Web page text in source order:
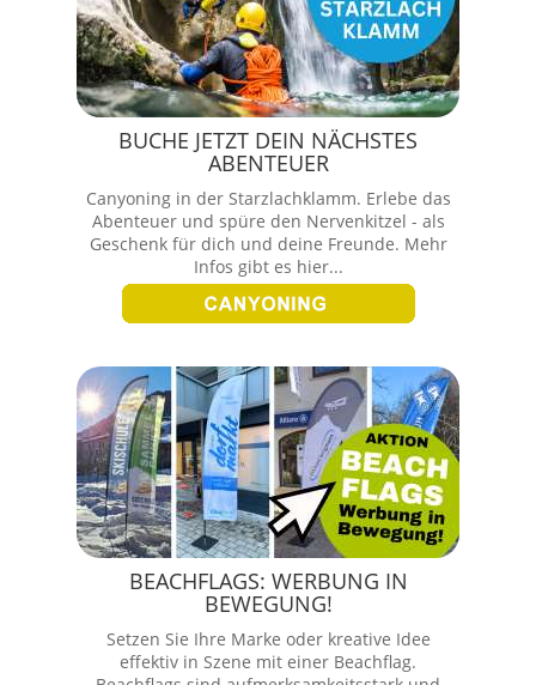
BUCHE JETZT DEIN NÄCHSTES
ABENTEUER
Canyoning in der Starzlachklamm. Erlebe das
Abenteuer und spüre den Nervenkitzel - als
Geschenk für dich und deine Freunde. Mehr
Infos gibt es hier...
BEACHFLAGS: WERBUNG IN
BEWEGUNG!
Setzen Sie Ihre Marke oder kreative Idee
effektiv in Szene mit einer Beachflag.